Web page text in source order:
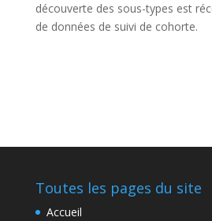
découverte des sous-types est
de données de suivi de cohorte.
Toutes les pages du site
Accueil